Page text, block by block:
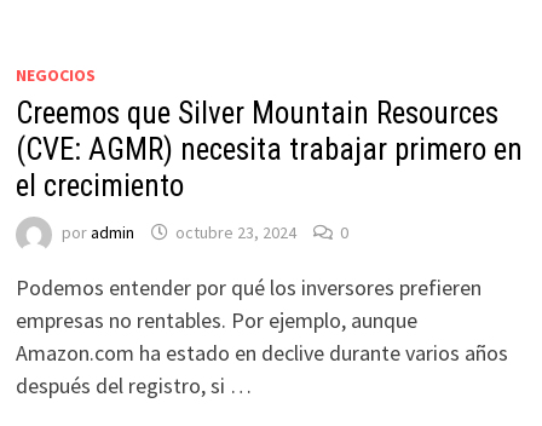
NEGOCIOS
Creemos que Silver Mountain Resources
(CVE: AGMR) necesita trabajar primero en
el crecimiento
poradmin octubre 23, 2024 0
Podemos entender por qué los inversores prefieren
empresas no rentables. Por ejemplo, aunque
Amazon.com ha estado en declive durante varios años
después del registro, si …